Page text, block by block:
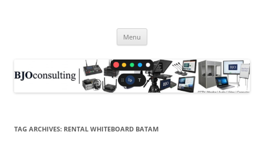
produk nirkabel wireless video
HDMI, CCTV . . .
Menu
TAG ARCHIVES: RENTAL WHITEBOARD BATAM